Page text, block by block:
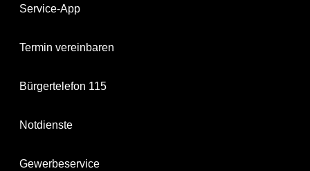
Service-App
Termin vereinbaren
Bürgertelefon 115
Notdienste
Gewerbeservice